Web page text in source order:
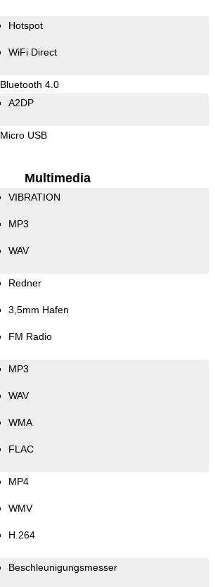
Hotspot
WiFi Direct
Bluetooth 4.0
A2DP
Micro USB
Multimedia
VIBRATION
MP3
WAV
Redner
3,5mm Hafen
FM Radio
MP3
WAV
WMA
FLAC
MP4
WMV
H.264
Beschleunigungsmesser